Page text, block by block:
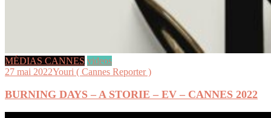
MÉDIAS CANNES videos
27 mai 2022Youri ( Cannes Reporter )
BURNING DAYS – A STORIE – EV – CANNES 2022